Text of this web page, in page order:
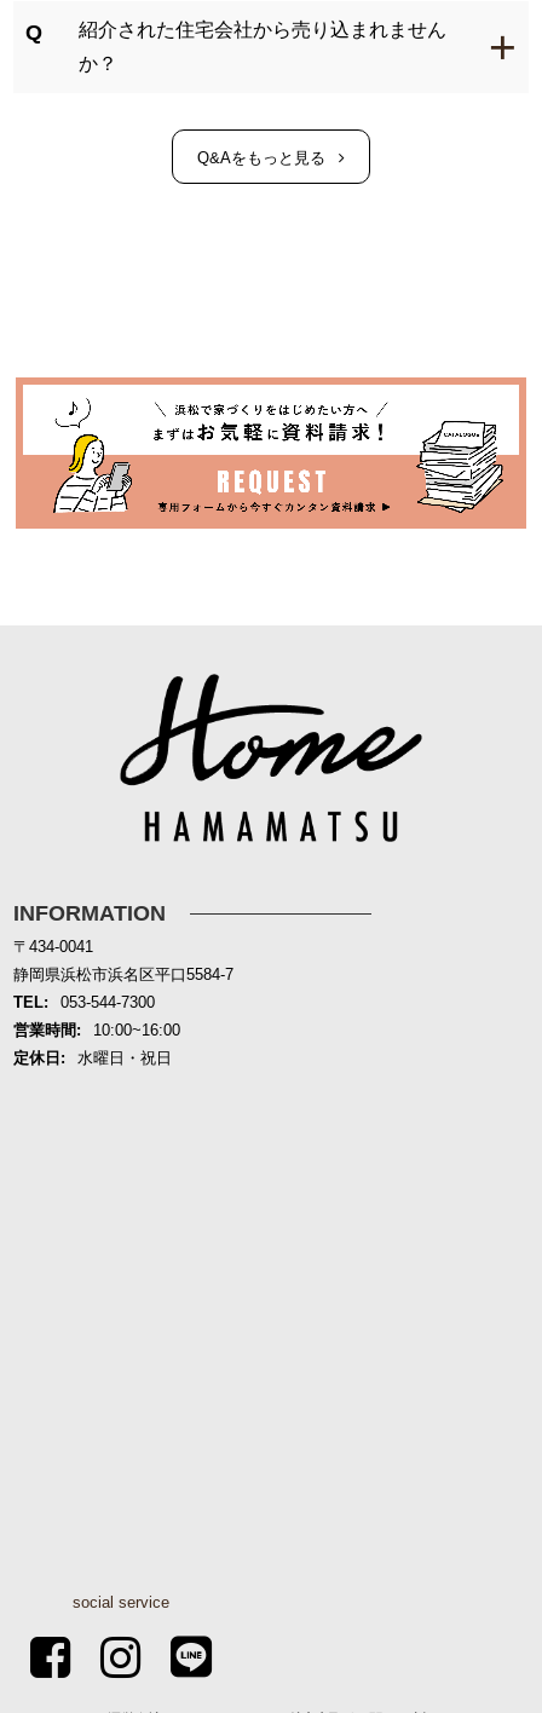
Q
紹介された住宅会社から売り込まれません
か？
+
Q&Aをもっと見る
INFORMATION
〒434-0041
静岡県浜松市浜名区平口5584-7
TEL:
053-544-7300
営業時間:
10:00~16:00
定休日:
水曜日・祝日
social service